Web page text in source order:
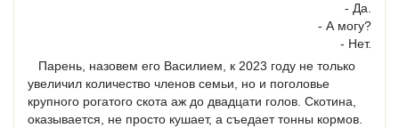
- Да.
- А могу?
- Нет.
Парень, назовем его Василием, к 2023 году не только
увеличил количество членов семьи, но и поголовье
крупного рогатого скота аж до двадцати голов. Скотина,
оказывается, не просто кушает, а съедает тонны кормов.